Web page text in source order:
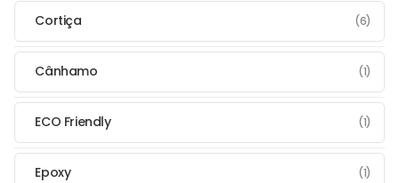
Cortiça (6)
Cânhamo (1)
ECO Friendly (1)
Epoxy (1)